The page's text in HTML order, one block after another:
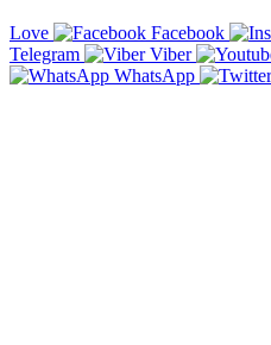
Love
Facebook
Telegram
Viber
WhatsApp